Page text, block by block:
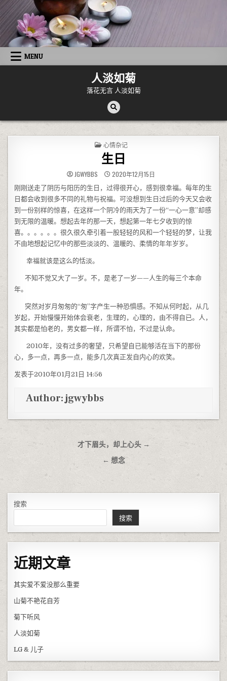
Skip to content
MENU
人淡如菊
落花无言 人淡如菊
POSTED IN
心情杂记
生日
JGWYBBS 2020年12月15日
刚刚送走了阴历与阳历的生日，过得很开心，感到很幸福。每年的生
日都会收到很多不同的礼物与祝福。可没想到生日过后的今天又会收
到一份别样的惊喜，在这样一个阴冷的雨天为了一份“一心一意”却感
到无限的温暖。想起去年的那一天，想起第一年七夕收到的惊
喜。。。。。。很久很久牵引着一股轻轻的风和一个轻轻的梦，让我
不由地想起记忆中的那些淡淡的、温暖的、柔情的年年岁岁。
幸福就该是这么的恬淡。
不知不觉又大了一岁。不，是老了一岁——人生的每三个本命
年。
突然对岁月匆匆的“匆”字产生一种恐惧感。不知从何时起，从几
岁起，开始慢慢开始体会衰老，生理的，心理的，由不得自已。人，
其实都是怕老的，男女都一样，所谓不怕，不过是认命。
2010年，没有过多的奢望，只希望自已能够活在当下的那份
心，多一点，再多一点，能多几次真正发自内心的欢笑。
发表于2010年01月21日 14:56
Author:jgwybbs
文章导航 才下眉头，却上心头 →
← 想念
搜索
搜索
近期文章
其实爱不爱没那么重要
山菊不艳花自芳
菊下听风
人淡如菊
LG & 儿子